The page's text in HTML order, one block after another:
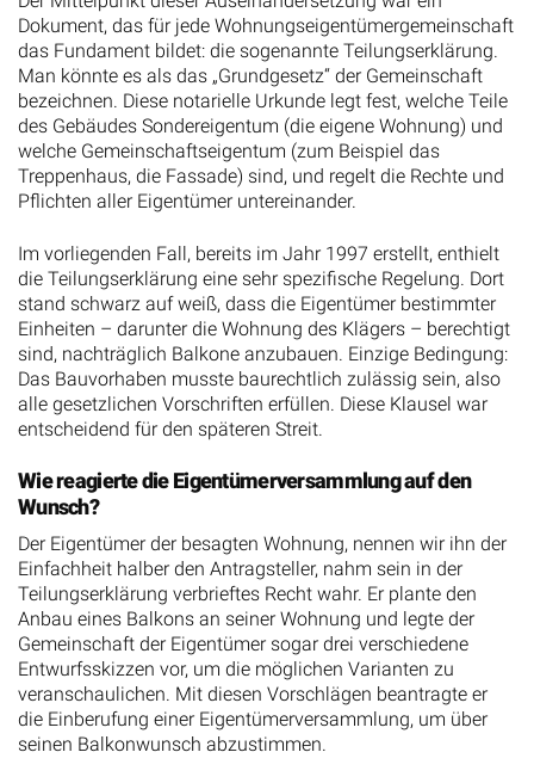
Dokument, das für jede Wohnungseigentümergemeinschaft
das Fundament bildet: die sogenannte Teilungserklärung.
Man könnte es als das „Grundgesetz“ der Gemeinschaft
bezeichnen. Diese notarielle Urkunde legt fest, welche Teile
des Gebäudes Sondereigentum (die eigene Wohnung) und
welche Gemeinschaftseigentum (zum Beispiel das
Treppenhaus, die Fassade) sind, und regelt die Rechte und
Pflichten aller Eigentümer untereinander.
Im vorliegenden Fall, bereits im Jahr 1997 erstellt, enthielt
die Teilungserklärung eine sehr spezifische Regelung. Dort
stand schwarz auf weiß, dass die Eigentümer bestimmter
Einheiten – darunter die Wohnung des Klägers – berechtigt
sind, nachträglich Balkone anzubauen. Einzige Bedingung:
Das Bauvorhaben musste baurechtlich zulässig sein, also
alle gesetzlichen Vorschriften erfüllen. Diese Klausel war
entscheidend für den späteren Streit.
Wie reagierte die Eigentümerversammlung auf den
Wunsch?
Der Eigentümer der besagten Wohnung, nennen wir ihn der
Einfachheit halber den Antragsteller, nahm sein in der
Teilungserklärung verbrieftes Recht wahr. Er plante den
Anbau eines Balkons an seiner Wohnung und legte der
Gemeinschaft der Eigentümer sogar drei verschiedene
Entwurfsskizzen vor, um die möglichen Varianten zu
veranschaulichen. Mit diesen Vorschlägen beantragte er
die Einberufung einer Eigentümerversammlung, um über
seinen Balkonwunsch abzustimmen.